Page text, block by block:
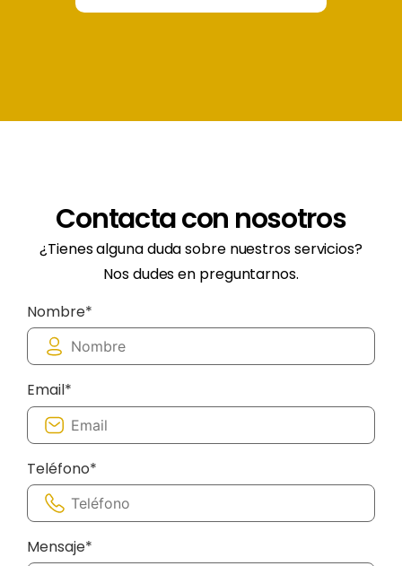
Contacta con nosotros
¿Tienes alguna duda sobre nuestros servicios?
Nos dudes en preguntarnos.
Nombre*
Email*
Teléfono*
Mensaje*